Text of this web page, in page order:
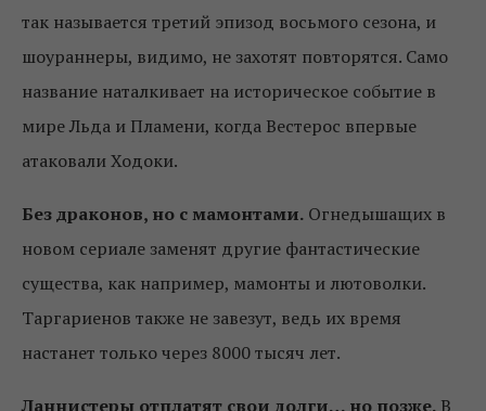
так называется третий эпизод восьмого сезона, и
шоураннеры, видимо, не захотят повторятся. Само
название наталкивает на историческое событие в
мире Льда и Пламени, когда Вестерос впервые
атаковали Ходоки.
Без драконов, но с мамонтами. Огнедышащих в
новом сериале заменят другие фантастические
существа, как например, мамонты и лютоволки.
Таргариенов также не завезут, ведь их время
настанет только через 8000 тысяч лет.
Ланнистеры отплатят свои долги… но позже. В